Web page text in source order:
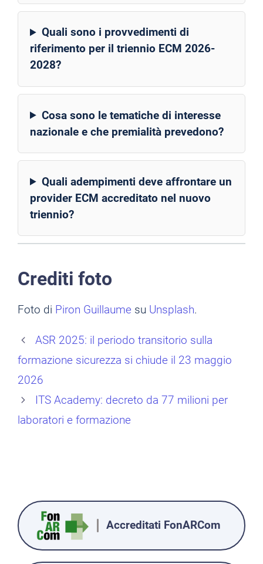
Quali sono i provvedimenti di
riferimento per il triennio ECM 2026-
2028?
Cosa sono le tematiche di interesse
nazionale e che premialità prevedono?
Quali adempimenti deve affrontare un
provider ECM accreditato nel nuovo
triennio?
Crediti foto
Foto di Piron Guillaume su Unsplash.
ASR 2025: il periodo transitorio sulla
formazione sicurezza si chiude il 23 maggio
2026
ITS Academy: decreto da 77 milioni per
laboratori e formazione
Accreditati FonARCom